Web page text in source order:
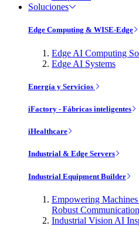
Soluciones
Edge Computing & WISE-Edge
Edge AI Computing
Edge AI Systems
Energía y Servicios
iFactory - Fábricas inteligentes
iHealthcare
Industrial & Edge Servers
Industrial Equipment Builder
Empowering
Robust Communication
Industrial Vision AI